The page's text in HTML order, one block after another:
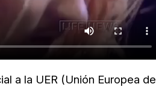
a la UER (Unión Europea de